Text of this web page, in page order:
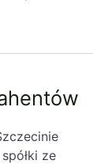
ze